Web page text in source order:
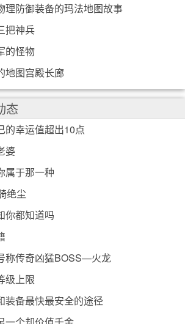
理防御装备的玛法地图故事
把神兵
的怪物
地图宫殿长廊
态
的幸运值超出10点
婆
属于那一种
绝尘
你都知道吗
称传奇凶猛BOSS—火龙
级上限
装备最快最安全的途径